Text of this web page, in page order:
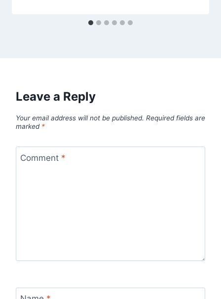
Leave a Reply
Your email address will not be published. Required fields are
marked *
Comment *